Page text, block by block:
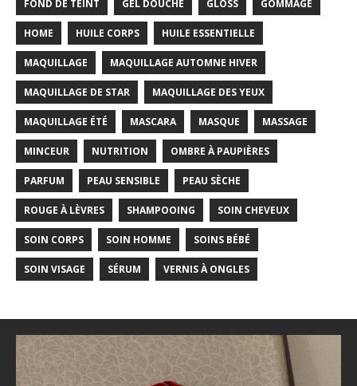
FOND DE TEINT GEL DOUCHE GLOSS GOMMAGE
HOME HUILE CORPS HUILE ESSENTIELLE
MAQUILLAGE MAQUILLAGE AUTOMNE HIVER
MAQUILLAGE DE STAR MAQUILLAGE DES YEUX
MAQUILLAGE ÉTÉ MASCARA MASQUE MASSAGE
MINCEUR NUTRITION OMBRE À PAUPIÈRES
PARFUM PEAU SENSIBLE PEAU SÈCHE
ROUGE À LÈVRES SHAMPOOING SOIN CHEVEUX
SOIN CORPS SOIN HOMME SOINS BÉBÉ
SOIN VISAGE SÉRUM VERNIS À ONGLES